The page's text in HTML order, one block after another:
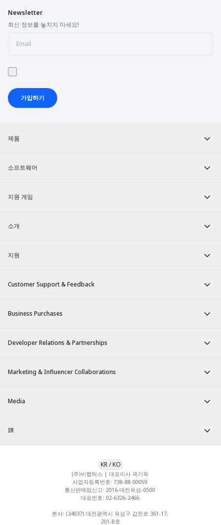
제품
소프트웨어
지원 게임
소개
지원
Customer Support & Feedback
Business Purchases
Developer Relations & Partnerships
Marketing & Influencer Collaborations
Media
IR
Newsletter
최신 정보를 놓치지 마세요!
가입하기
(주)비햅틱스 | 대표이사 곽기욱
사업자등록번호: 738-88-00059
통신판매업신고: 2016-대전유성-0500
대표번호: 02-6326-2466
본사: (34037) 대전광역시 유성구 갑천로 361-17,
201-B호
KR/KO